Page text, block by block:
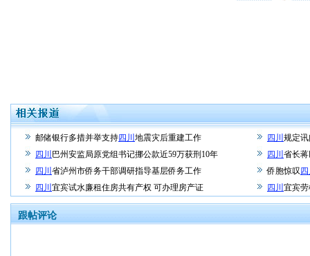
邮储银行多措并举支持四川 地震灾后重建工作 四川 规定
四川 巴州安监局原党组书记挪公款近59万获刑10年 四川 省长
四川 省泸州市侨务干部调研指导基层侨务工作 侨胞惊叹
四川 宜宾试水廉租住房共有产权 可办理房产证 四川 宜宾
跟帖评论